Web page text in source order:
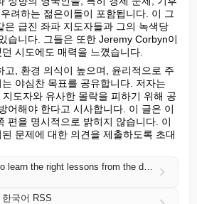
려하는 젊은이들이 포함됩니다. 이 그
은 급진 좌파 지도자들과 그의 녹색당
습니다. 그들은 또한 Jeremy Corbyn이
시도에도 매력을 느꼈습니다.
고, 환경 의식이 높으며, 윤리적으로 주
야심찬 목표를 공유합니다. 저자는
도자와 유사한 몰락을 피하기 위해 공
어해야 한다고 시사합니다. 이 글은 이
편을 명시적으로 밝히지 않습니다. 이
문제에 대한 의견을 제출하도록 초대
The Greens need to learn the right lessons from the destruction of Corbynism | Andy Beckett
국어 RSS